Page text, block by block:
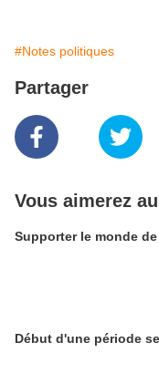
#Notes politiques
Partager
Vous aimerez
Supporter le monde
Début d'une période